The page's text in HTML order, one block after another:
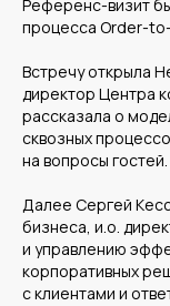
Референс-визит
процесса Order-
Встречу открыла
директор Центра
рассказала о
сквозных
на вопросы гостей.
Далее Сергей
бизнеса, и.о.
и управлению
корпоративных
с клиентами и